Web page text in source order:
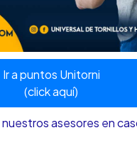
Temperatura
Adhesivo hot
Longitud 50 m
Ancho 48 mm
Ir a puntos Unitorni
(click aquí)
asesores en